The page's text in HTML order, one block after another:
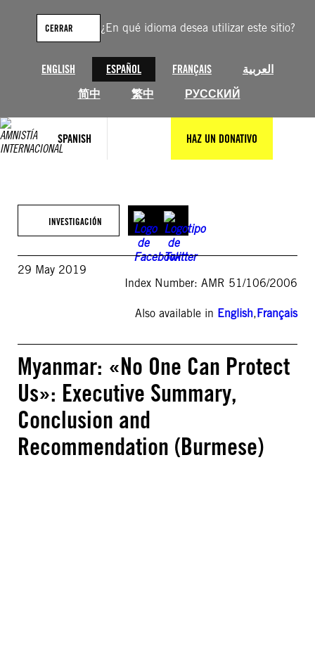
¿En qué idioma desea utilizar este sitio?
ENGLISH ESPAÑOL FRANÇAIS
العربية
简中
繁中 РУССКИЙ
CERRAR
SPANISH HAZ UN DONATIVO
contenido
INVESTIGACIÓN
29 May 2019
Index Number: AMR 51/106/2006
Also available in English,Français
Myanmar: «No One Can Protect
Us»: Executive Summary,
Conclusion and
Recommendation (Burmese)